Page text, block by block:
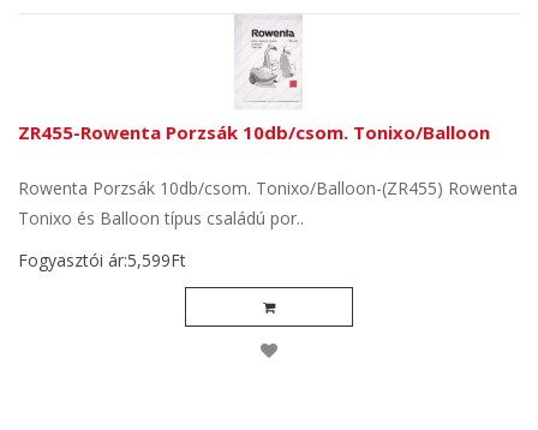
ZR455-Rowenta Porzsák 10db/csom. Tonixo/Balloon
Rowenta Porzsák 10db/csom. Tonixo/Balloon-(ZR455) Rowenta
Tonixo és Balloon típus családú por..
Fogyasztói ár:5,599Ft